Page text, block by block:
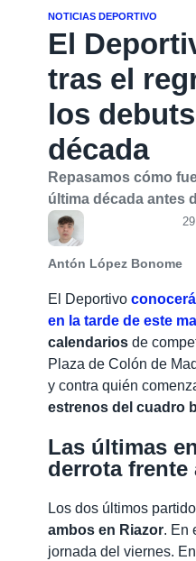
NOTICIAS DEPORTIVO
El
tras el
los
década
Repasamos cómo
última década antes
Antón López Bonome
El Deportivo
en la tarde de este
calendarios de
Plaza de Colón de
y contra quién
estrenos del cuadro
Las últimas
derrota frente
Los dos últimos
ambos en Riazor. En
jornada del viernes.